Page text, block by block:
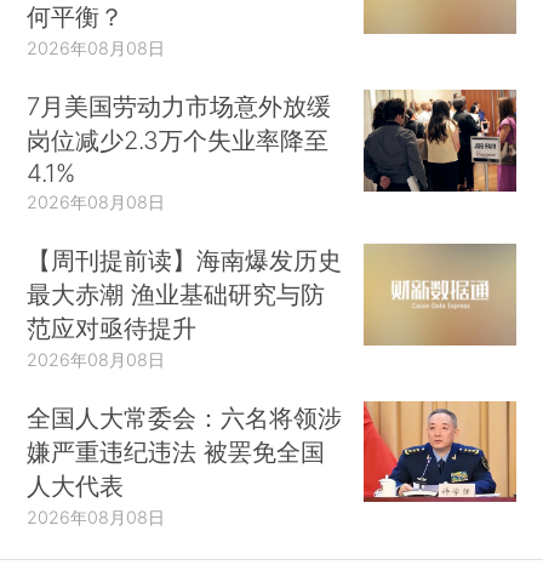
何平衡？
2026年08月08日
7月美国劳动力市场意外放缓
岗位减少2.3万个失业率降至
4.1%
2026年08月08日
【周刊提前读】海南爆发历史
最大赤潮 渔业基础研究与防
范应对亟待提升
2026年08月08日
全国人大常委会：六名将领涉
嫌严重违纪违法 被罢免全国
人大代表
2026年08月08日